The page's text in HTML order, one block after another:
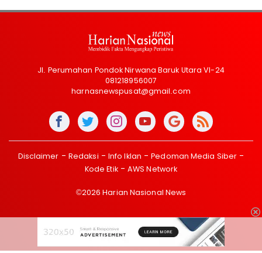
Jl. Perumahan Pondok Nirwana Baruk Utara VI-24
081218956007
harnasnewspusat@gmail.com
Disclaimer Redaksi Info Iklan
Pedoman Media Siber
Kode Etik
AWS Network
©2026 Harian Nasional News